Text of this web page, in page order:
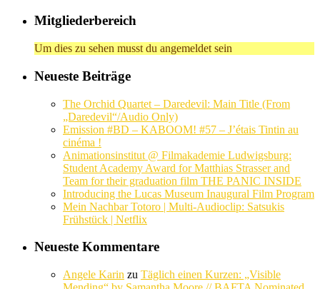
Mitgliederbereich
Um dies zu sehen musst du angemeldet sein
Neueste Beiträge
The Orchid Quartet – Daredevil: Main Title (From
„Daredevil“/Audio Only)
Emission #BD – KABOOM! #57 – J’étais Tintin au
cinéma !
Animationsinstitut @ Filmakademie Ludwigsburg:
Student Academy Award for Matthias Strasser and
Team for their graduation film THE PANIC INSIDE
Introducing the Lucas Museum Inaugural Film Program
Mein Nachbar Totoro | Multi-Audioclip: Satsukis
Frühstück | Netflix
Neueste Kommentare
Angele Karin zu Täglich einen Kurzen: „Visible